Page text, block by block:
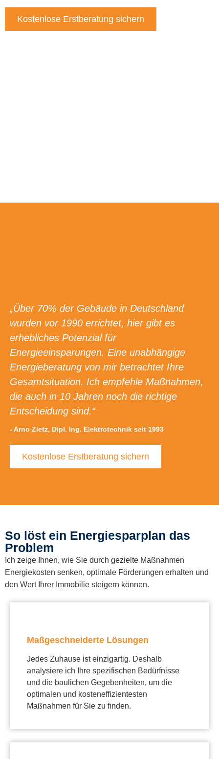
Kostenlose Erstberatung sichern
„Über 70% der Gebäude in Deutschland
wurden vor 1990 errichtet, hier gibt es
erhebliches Potenzial für
Energieeinsparungen. Eine unabhängige
Energieberatung von mir betrachtet Ihre
Gesamtsituation. Ich empfehle Maßnahmen,
die auch in 10 Jahren noch die richtige
Entscheidung sind.“
- Arno Zietz, Dipl. Ing. Elektrotechnik seit 1993
Kostenlose Erstberatung sichern
So löst ein Energiesparplan das
Problem
Ich zeige Ihnen, wie Sie durch gezielte Maßnahmen
Energiekosten senken, optimale Förderungen erhalten und
den Wert Ihrer Immobilie steigern können.
Maßgeschneiderte Lösungen
Jedes Zuhause ist einzigartig. Deshalb
analysiere ich Ihre spezifischen Bedürfnisse
und die baulichen Gegebenheiten, um die
optimalen und kosteneffizientesten
Maßnahmen für Sie zu finden.